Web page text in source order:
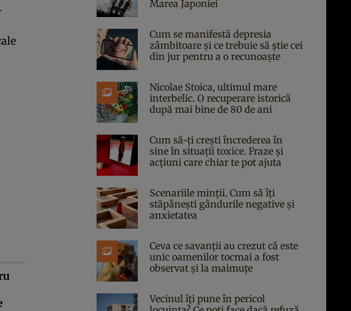
Marea Japoniei
Cum se manifestă depresia
zâmbitoare și ce trebuie să știe cei
din jur pentru a o recunoaște
Nicolae Stoica, ultimul mare
interbelic. O recuperare istorică
după mai bine de 80 de ani
Cum să-ți crești încrederea în
sine în situații toxice. Fraze și
acțiuni care chiar te pot ajuta
Scenariile minții. Cum să îți
stăpânești gândurile negative și
anxietatea
Ceva ce savanții au crezut că este
unic oamenilor tocmai a fost
observat și la maimuțe
Vecinul îți pune în pericol